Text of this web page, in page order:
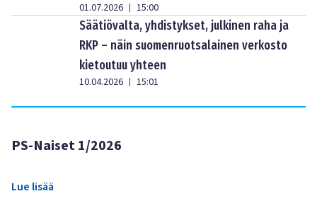
01.07.2026 | 15:00
Säätiövalta, yhdistykset, julkinen raha ja
RKP – näin suomenruotsalainen verkosto
kietoutuu yhteen
10.04.2026 | 15:01
PS-Naiset 1/2026
Lue lisää